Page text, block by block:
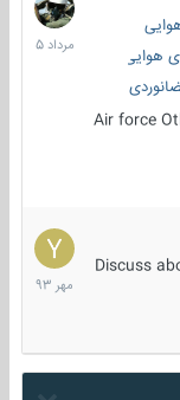
Air force
مرداد
1405
Discuss
15
مهر
1393